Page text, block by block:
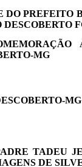
DO PREFEITO
DESCOBERTO
MG
TADEU
DE